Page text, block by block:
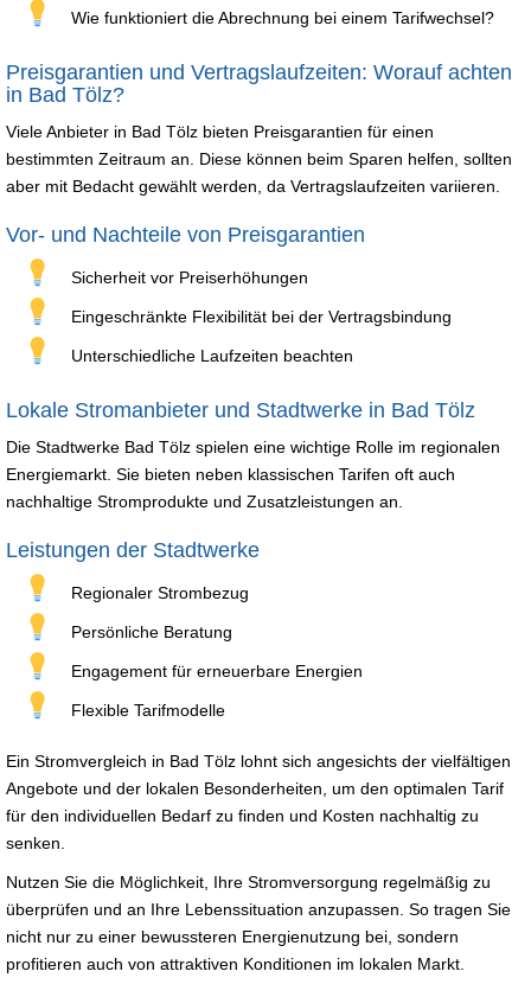
Wie funktioniert die Abrechnung bei einem Tarifwechsel?
Preisgarantien und Vertragslaufzeiten: Worauf achten
in Bad Tölz?
Viele Anbieter in Bad Tölz bieten Preisgarantien für einen
bestimmten Zeitraum an. Diese können beim Sparen helfen, sollten
aber mit Bedacht gewählt werden, da Vertragslaufzeiten variieren.
Vor- und Nachteile von Preisgarantien
Sicherheit vor Preiserhöhungen
Eingeschränkte Flexibilität bei der Vertragsbindung
Unterschiedliche Laufzeiten beachten
Lokale Stromanbieter und Stadtwerke in Bad Tölz
Die Stadtwerke Bad Tölz spielen eine wichtige Rolle im regionalen
Energiemarkt. Sie bieten neben klassischen Tarifen oft auch
nachhaltige Stromprodukte und Zusatzleistungen an.
Leistungen der Stadtwerke
Regionaler Strombezug
Persönliche Beratung
Engagement für erneuerbare Energien
Flexible Tarifmodelle
Ein Stromvergleich in Bad Tölz lohnt sich angesichts der vielfältigen
Angebote und der lokalen Besonderheiten, um den optimalen Tarif
für den individuellen Bedarf zu finden und Kosten nachhaltig zu
senken.
Nutzen Sie die Möglichkeit, Ihre Stromversorgung regelmäßig zu
überprüfen und an Ihre Lebenssituation anzupassen. So tragen Sie
nicht nur zu einer bewussteren Energienutzung bei, sondern
profitieren auch von attraktiven Konditionen im lokalen Markt.